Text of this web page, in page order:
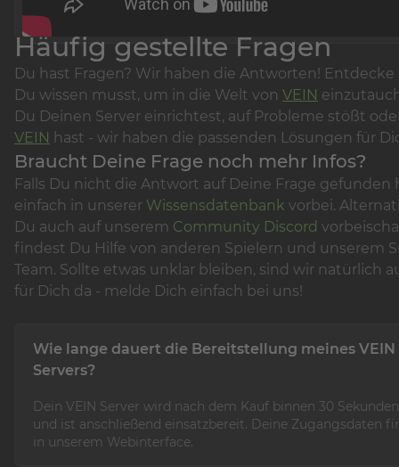
Häufig gestellte Fragen
Du hast Fragen? Wir haben die Antworten! Entdecke
Du wissen musst, um in die Welt von VEIN
Du Deinen Server einrichtest, auf Probleme stößt
VEIN hast - wir haben die passenden Lösungen für
Braucht Deine Frage noch mehr Infos?
Falls Du nicht die Antwort auf Deine Frage gefunden
einfach in unserer Wissensdatenbank vorbei.
Du auch auf unserem Community Discord
findest Du Hilfe von anderen Spielern und unserem
Team. Sollte etwas unklar bleiben, sind wir natürlich
für Dich da - melde Dich einfach bei uns!
Wie lange dauert die Bereitstellung meines VEIN
Servers?
Dein VEIN Server wird nach dem Kauf binnen 30
und ist anschließend einsatzbereit. Deine Zugangsdaten
in unserem Webinterface.